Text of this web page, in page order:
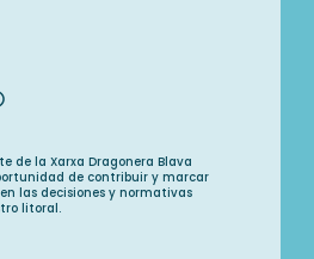
de la Xarxa Dragonera Blava
de contribuir y marcar
las decisiones y normativas
litoral.